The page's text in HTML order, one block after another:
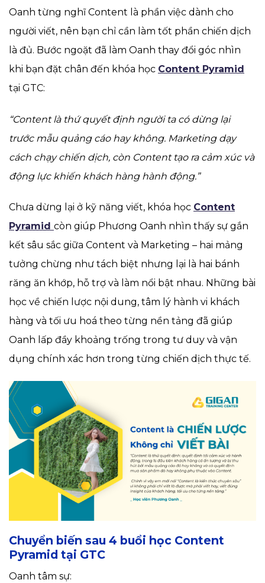
Oanh từng nghĩ Content là phần việc dành cho
người viết, nên bạn chỉ cần làm tốt phần chiến dịch
là đủ. Bước ngoặt đã làm Oanh thay đổi góc nhìn
khi bạn đặt chân đến khóa học Content Pyramid
tại GTC:
“Content là thứ quyết định người ta có dừng lại
trước mẫu quảng cáo hay không. Marketing dạy
cách chạy chiến dịch, còn Content tạo ra cảm xúc và
động lực khiến khách hàng hành động.”
Chưa dừng lại ở kỹ năng viết, khóa học Content
Pyramid còn giúp Phương Oanh nhìn thấy sự gắn
kết sâu sắc giữa Content và Marketing – hai mảng
tưởng chừng như tách biệt nhưng lại là hai bánh
răng ăn khớp, hỗ trợ và làm nổi bật nhau. Những bài
học về chiến lược nội dung, tâm lý hành vi khách
hàng và tối ưu hoá theo từng nền tảng đã giúp
Oanh lấp đầy khoảng trống trong tư duy và vận
dụng chính xác hơn trong từng chiến dịch thực tế.
Chuyển biến sau 4 buổi học Content
Pyramid tại GTC
Oanh tâm sự: